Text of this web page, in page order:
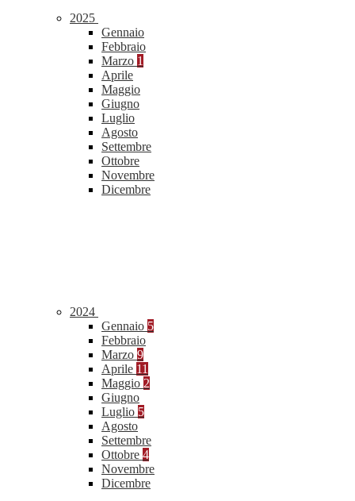
2025
Gennaio
Febbraio
Marzo 1
Aprile
Maggio
Giugno
Luglio
Agosto
Settembre
Ottobre
Novembre
Dicembre
2024
Gennaio 5
Febbraio
Marzo 9
Aprile 11
Maggio 2
Giugno
Luglio 5
Agosto
Settembre
Ottobre 4
Novembre
Dicembre